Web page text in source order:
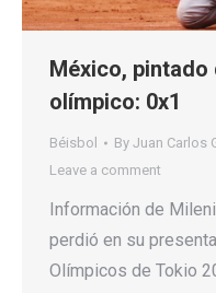
México,
olímpico: 0x1
Béisbol By Juan Carlos
Leave a comment
Información de
perdió en su
Olímpicos de Tokio